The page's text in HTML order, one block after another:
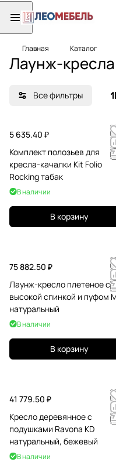
Главная Каталог
Лаунж-кресла
Все фильтры
5 635.40 ₽
Комплект полозьев для
кресла-качалки Kit Folio
Rocking табак
В наличии
В корзину
75 882.50 ₽
Лаунж-кресло плетеное с
высокой спинкой и пуфом
натуральный
В наличии
В корзину
41 779.50 ₽
Кресло деревянное с
подушками Ravona KD
натуральный, бежевый
В наличии